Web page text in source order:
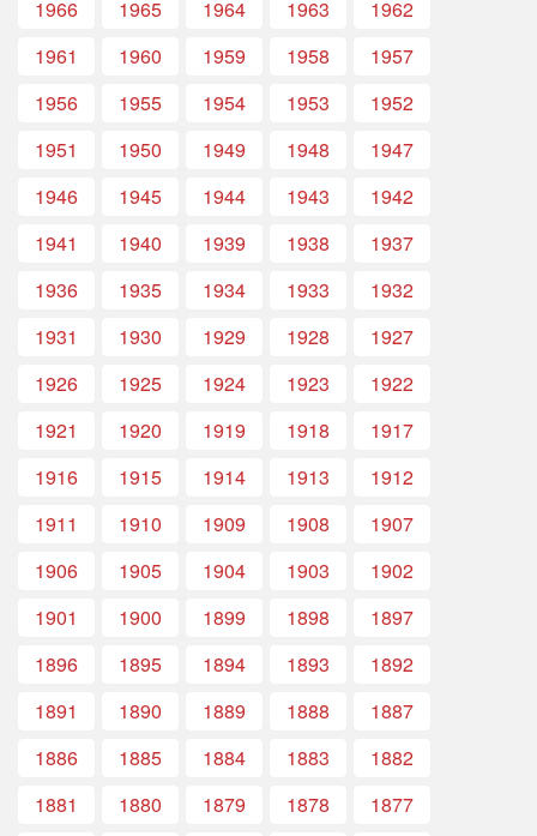
1966 1965 1964 1963
1962
1961
1960 1959 1958
1957
1956
1955 1954 1953
1952
1951
1950 1949 1948
1947
1946
1945 1944 1943
1942
1941
1940 1939 1938
1937
1936
1935 1934 1933
1932
1931
1930 1929 1928
1927
1926
1925 1924 1923
1922
1921
1920 1919 1918
1917
1916
1915 1914 1913
1912
1911
1910 1909 1908
1907
1906
1905 1904 1903
1902
1901
1900 1899 1898
1897
1896
1895 1894 1893
1892
1891
1890 1889 1888
1887
1886
1885 1884 1883
1882
1881
1880 1879 1878
1877